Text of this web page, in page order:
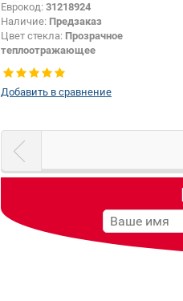
Еврокод: 31218924
Наличие: Предзаказ
Цвет стекла: Прозрачное
теплоотражающее
Тип кузова: Внедорожник
Тип стекла:Боковое стекло
левое
Добавить в сравнение